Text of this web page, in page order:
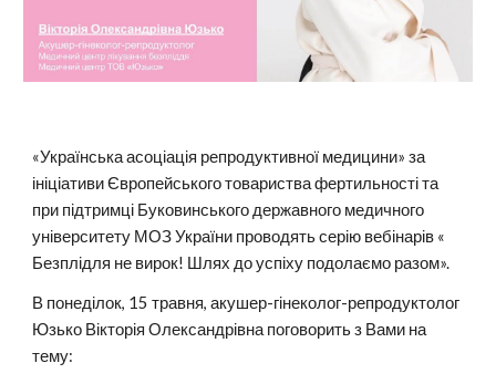
«Українська асоціація репродуктивної медицини» за
ініціативи Європейського товариства фертильності та
при підтримці Буковинського державного медичного
університету МОЗ України проводять серію вебінарів «
Безплідля не вирок! Шлях до успіху подолаємо разом».
В понеділок, 15 травня, акушер-гінеколог-репродуктолог
Юзько Вікторія Олександрівна поговорить з Вами на
тему: